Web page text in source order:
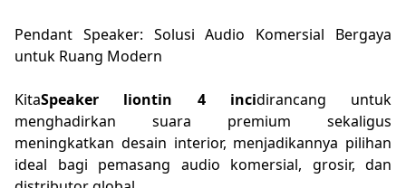
Pendant Speaker: Solusi Audio Komersial Bergaya
untuk Ruang Modern
KitaSpeaker liontin 4 incidirancang untuk
menghadirkan suara premium sekaligus
meningkatkan desain interior, menjadikannya pilihan
ideal bagi pemasang audio komersial, grosir, dan